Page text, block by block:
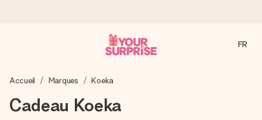
Nous préparons votre cadeau avec attention et l’envoyons
quand cela compte le plus.
FR
Accueil Marques Koeka
Cadeau Koeka